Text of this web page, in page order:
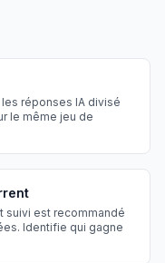
réponses IA divisé
le même jeu de
suivi est recommandé
Identifie qui gagne